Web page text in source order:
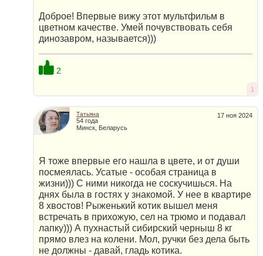
Доброе! Впервые вижу этот мультфильм в
цветном качестве. Умей почувствовать себя
динозавром, называется)))
2
1
17 ноя 2024
Татьяна
54 года
Минск, Беларусь
Я тоже впервые его нашла в цвете, и от души
посмеялась. Усатые - особая страница в
жизни))) С ними никогда не соскучишься. На
днях была в гостях у знакомой. У нее в квартире
8 хвостов! Рыженький котик вышел меня
встречать в прихожую, сел на трюмо и подавал
лапку))) А пухнастый сибирский черныш 8 кг
прямо влез на колени. Мол, ручки без дела быть
не должны - давай, гладь котика.